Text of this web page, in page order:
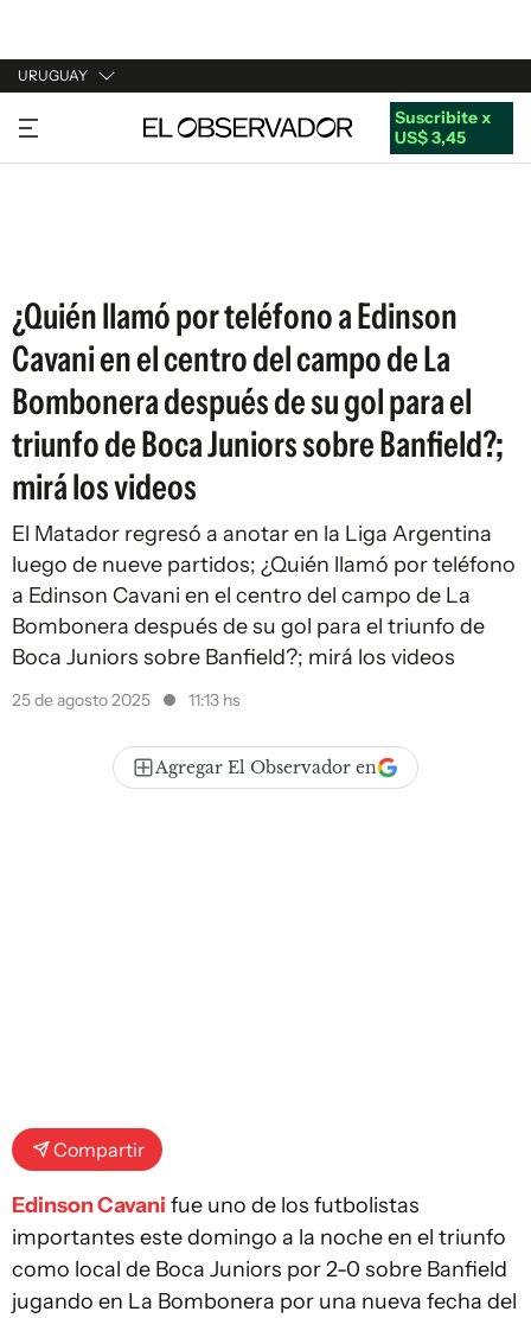
URUGUAY
URUGUAY
ARGENTINA
Suscribite x
US$ 3,45
¿Quién llamó por teléfono a Edinson
Cavani en el centro del campo de La
Bombonera después de su gol para el
triunfo de Boca Juniors sobre Banfield?;
mirá los videos
El Matador regresó a anotar en la Liga Argentina
luego de nueve partidos; ¿Quién llamó por teléfono
a Edinson Cavani en el centro del campo de La
Bombonera después de su gol para el triunfo de
Boca Juniors sobre Banfield?; mirá los videos
25 de agosto 2025 11:13 hs
Agregar El Observador en
Compartir
Edinson Cavani fue uno de los futbolistas
importantes este domingo a la noche en el triunfo
como local de Boca Juniors por 2-0 sobre Banfield
jugando en La Bombonera por una nueva fecha del